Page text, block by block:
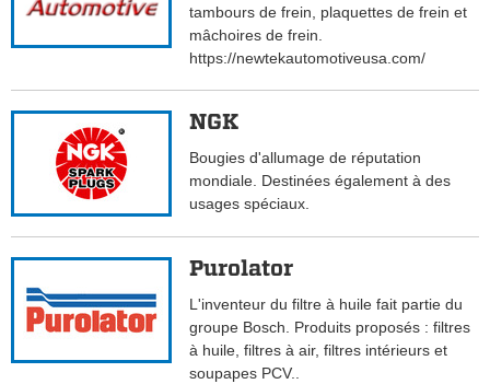
tambours de frein, plaquettes de frein et
mâchoires de frein.
https://newtekautomotiveusa.com/
NGK
Bougies d'allumage de réputation
mondiale. Destinées également à des
usages spéciaux.
Purolator
L'inventeur du filtre à huile fait partie du
groupe Bosch. Produits proposés : filtres
à huile, filtres à air, filtres intérieurs et
soupapes PCV..